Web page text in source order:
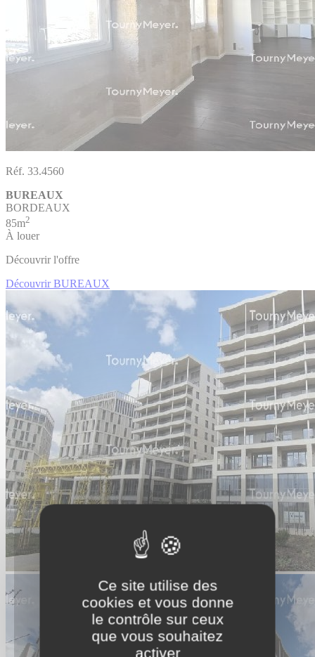
Ce site utilise des
cookies et vous donne
le contrôle sur ceux
que vous souhaitez
activer
Réf. 33.4560
BUREAUX
BORDEAUX
85m2
À louer
Découvrir l'offre
Découvrir BUREAUX